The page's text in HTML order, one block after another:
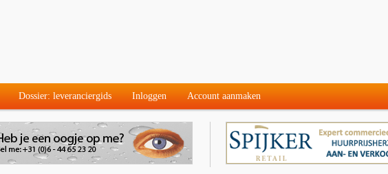
Dossier: leveranciergids Inloggen Account aanmaken